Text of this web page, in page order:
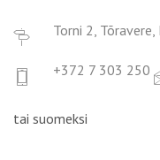
Torni 2,
+372 7 303 250
tai suomeksi